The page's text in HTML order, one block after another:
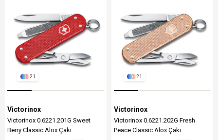
21
Victorinox
Victorinox 0.6221.201G Sweet
Berry Classic Alox Çakı
21
Victorinox
Victorinox 0.6221.202G Fresh
Peace Classic Alox Çakı